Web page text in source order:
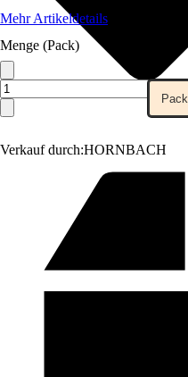
Verkauf durch:HORNBACH
Mehr Artikeldetails
Menge (Pack)
Pack